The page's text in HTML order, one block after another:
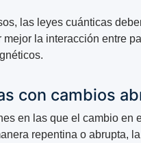
las leyes cuánticas
mejor la interacción entre
con cambios
en las que el cambio en
repentina o abrupta,